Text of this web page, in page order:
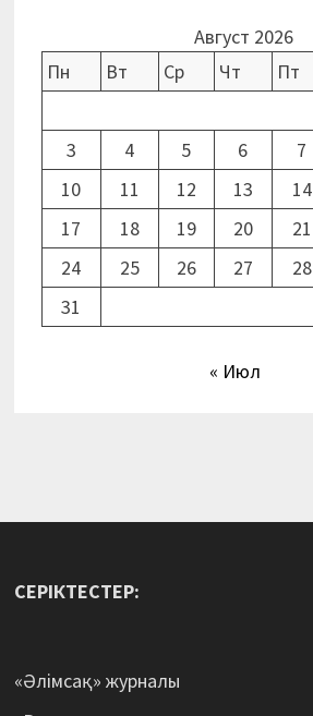
Август 2026
Пн
Вт Ср Чт Пт
3
4 5 6 7
10
11 12 13 14
17
18 19 20 21
24
25 26 27 28
31
« Июл
СЕРІКТЕСТЕР:
«Әлімсақ» журналы